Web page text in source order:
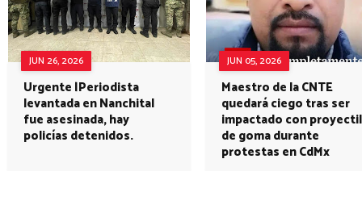
JUN 26, 2026
Urgente |Periodista
levantada en Nanchital
fue asesinada, hay
policías detenidos.
JUN 05, 2026
Maestro de la CNTE
quedará ciego tras ser
impactado con proyectil
de goma durante
protestas en CdMx